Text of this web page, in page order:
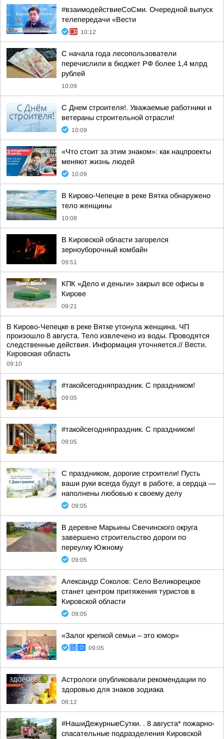
#взаимодействиеСоСми. Очередной выпуск
телепередачи «Вести
10:12
С начала года лесопользователи
перечислили в бюджет РФ более 1,4 млрд
рублей
10:09
С Днем строителя!. Уважаемые работники и
ветераны строительной отрасли!
10:09
«Что стоит за этим знаком»: как нацпроекты
меняют жизнь людей
10:09
В Кирово-Чепецке в реке Вятка обнаружено
тело женщины
10:08
В Кировской области загорелся
зерноуборочный комбайн
09:51
КПК «Дело и деньги» закрыл все офисы в
Кирове
09:21
В Кирово-Чепецке в реке Вятке утонула женщина. ЧП
произошло 8 августа. Тело извлечено из воды. Проводятся
следственные действия. Информация уточняется.// Вести.
Кировская область
09:10
#такойсегодняпраздник. С праздником!
09:05
#такойсегодняпраздник. С праздником!
09:05
С праздником, дорогие строители! Пусть
ваши руки всегда будут в работе, а сердца —
наполнены любовью к своему делу
09:05
В деревне Марьины Свечинского округа
завершено строительство дороги по
переулку Южному
09:05
Александр Соколов: Село Великорецкое
станет центром притяжения туристов в
Кировской области
09:05
«Залог крепкой семьи – это юмор»
09:05
Астрологи опубликовали рекомендации по
здоровью для знаков зодиака
08:12
#НашиДежурныеСутки. . 8 августа* пожарно-
спасательные подразделения Кировской